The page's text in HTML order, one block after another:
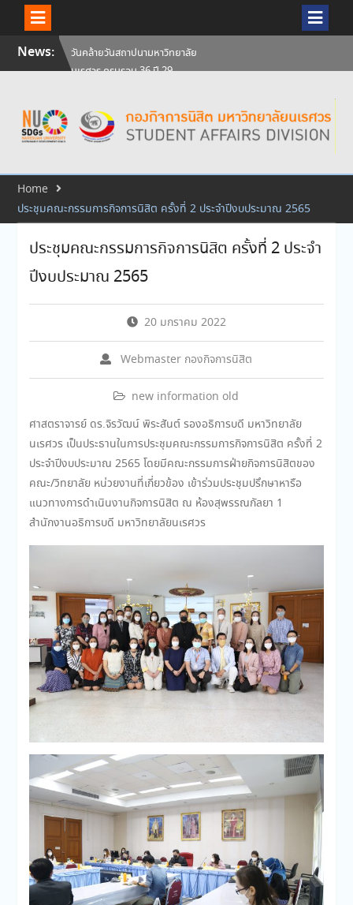
SkipNews:
สัมภาษณ์นิสิตเพื่อพิจารณาเข้ารับ
ทุนการศึกษามหาวิทยาลัยนเรศวร
ศิษย์เก่าแพทย์ถ่ายทอดความรู้ให้
แก่นิสิตปัจจุบัน
วันคล้ายวันสถาปนามหาวิทยาลัย
กรกฎาคม 2569
Home
ประชุมคณะกรรมการกิจการนิสิต ครั้งที่ 2 ประจำปีงบประมาณ 2565
ประชุมคณะกรรมการกิจการนิสิต ครั้งที่ 2 ประจำ
ปีงบประมาณ 2565
20 มกราคม 2022
Webmaster กองกิจการนิสิต
new information old
ศาสตราจารย์ ดร.จิรวัฒน์ พิระสันต์ รองอธิการบดี มหาวิทยาลัย
นเรศวร เป็นประธานในการประชุมคณะกรรมการกิจการนิสิต ครั้งที่ 2
ประจำปีงบประมาณ 2565 โดยมีคณะกรรมการฝ่ายกิจการนิสิตของ
คณะ/วิทยาลัย หน่วยงานที่เกี่ยวข้อง เข้าร่วมประชุมปรึกษาหารือ
แนวทางการดำเนินงานกิจการนิสิต ณ ห้องสุพรรณกัลยา 1
สำนักงานอธิการบดี มหาวิทยาลัยนเรศวร